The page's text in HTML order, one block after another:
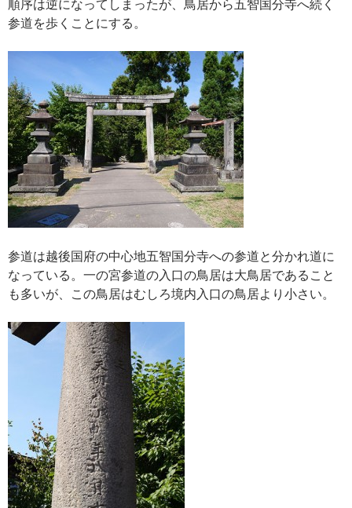
順序は逆になってしまったが、鳥居から五智国分寺へ続く
参道を歩くことにする。
参道は越後国府の中心地五智国分寺への参道と分かれ道に
なっている。一の宮参道の入口の鳥居は大鳥居であること
も多いが、この鳥居はむしろ境内入口の鳥居より小さい。